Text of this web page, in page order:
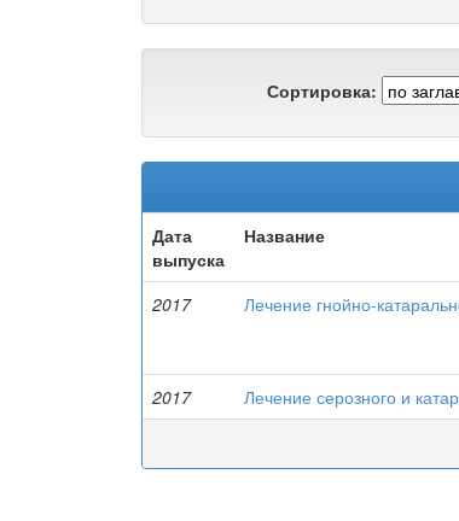
Сортировка:
Дата
выпуска
Название
2017 Лечение гнойно-
2017
Лечение серозного и